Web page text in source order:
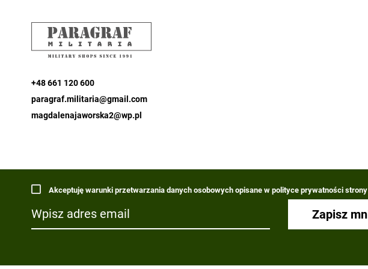
+48 661 120 600
paragraf.militaria@gmail.com
magdalenajaworska2@wp.pl
Akceptuję warunki przetwarzania danych osobowych opisane w polityce prywatności strony